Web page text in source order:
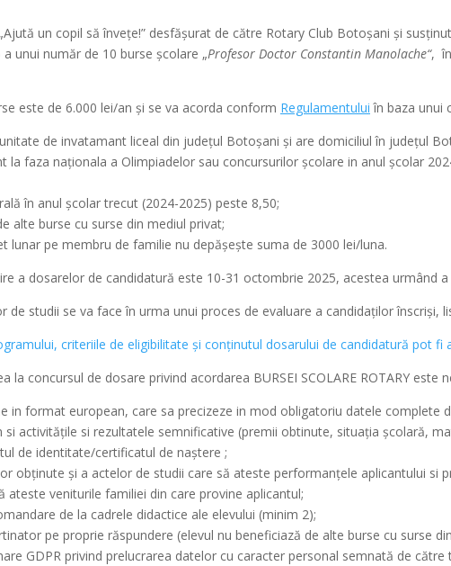
un copil să învețe!” desfășurat de către Rotary Club Botoșani și
unui număr de 10 burse școlare „Profesor Doctor Constantin Manolache“,
este de 6.000 lei/an și se va acorda conform Regulamentului în baza unui
de invatamant liceal din județul Botoșani și are domiciliul în județul
la faza naționala a Olimpiadelor sau concursurilor școlare in anul școlar
în anul școlar trecut (2024-2025) peste 8,50;
alte burse cu surse din mediul privat;
lunar pe membru de familie nu depășește suma de 3000 lei/luna.
a dosarelor de candidatură este 10-31 octombrie 2025, acestea urmând
de studii se va face în urma unui proces de evaluare a candidaților
criteriile de eligibilitate și conținutul dosarului de candidatură pot fi
la concursul de dosare privind acordarea BURSEI SCOLARE ROTARY
in format european, care sa precizeze in mod obligatoriu datele
si activitățile si rezultatele semnificative (premii obtinute, situația școlară,
de identitate/certificatul de naștere ;
obţinute şi a actelor de studii care să ateste performanţele aplicantului si
ateste veniturile familiei din care provine aplicantul;
de la cadrele didactice ale elevului (minim 2);
pe proprie răspundere (elevul nu beneficiază de alte burse cu surse
GDPR privind prelucrarea datelor cu caracter personal semnată de către